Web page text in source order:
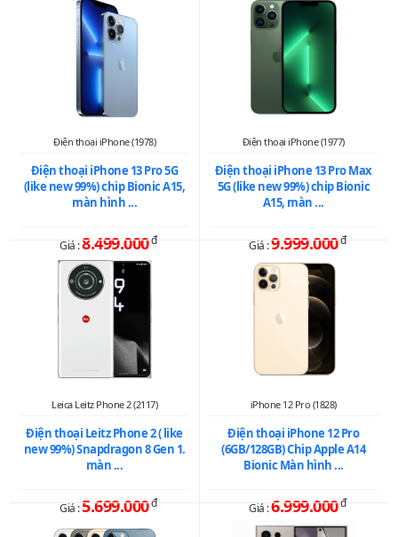
Điện thoại iPhone (1978)
Điện thoại iPhone 13 Pro 5G
(like new 99%) chip Bionic A15,
màn hình ...
Giá :8.499.000đ
Điện thoại iPhone (1977)
Điện thoại iPhone 13 Pro Max
5G (like new 99%) chip Bionic
A15, màn ...
Giá :9.999.000đ
Leica Leitz Phone 2 (2117)
Điện thoại Leitz Phone 2 ( like
new 99%) Snapdragon 8 Gen 1.
màn ...
Giá :5.699.000đ
iPhone 12 Pro (1828)
Điện thoại iPhone 12 Pro
(6GB/128GB) Chip Apple A14
Bionic Màn hình ...
Giá :6.999.000đ